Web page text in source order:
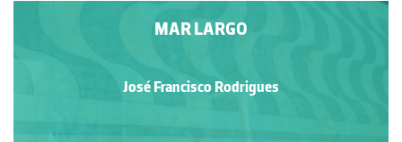
MAR LARGO
José Francisco Rodrigues